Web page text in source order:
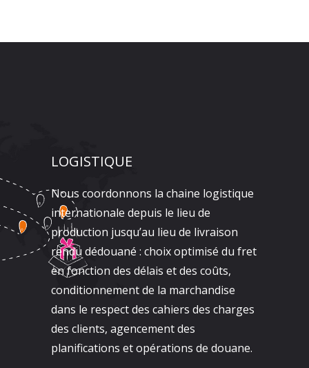
LOGISTIQUE
Nous coordonnons la chaine logistique
internationale depuis le lieu de
production jusqu’au lieu de livraison
rendu dédouané : choix optimisé du fret
en fonction des délais et des coûts,
conditionnement de la marchandise
dans le respect des cahiers des charges
des clients, agencement des
planifications et opérations de douane.